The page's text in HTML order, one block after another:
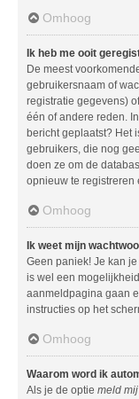
Omhoog
Ik heb me ooit
De meest
gebruikersnaam of
registratie gegevens)
één of andere reden.
bericht geplaatst? Het
gebruikers, die nog
doen ze om de
opnieuw te registreren
Omhoog
Ik weet mijn
Geen paniek! Je kan
is wel een
aanmeldpagina gaan
instructies op het
Omhoog
Waarom word ik
Als je de optie meld